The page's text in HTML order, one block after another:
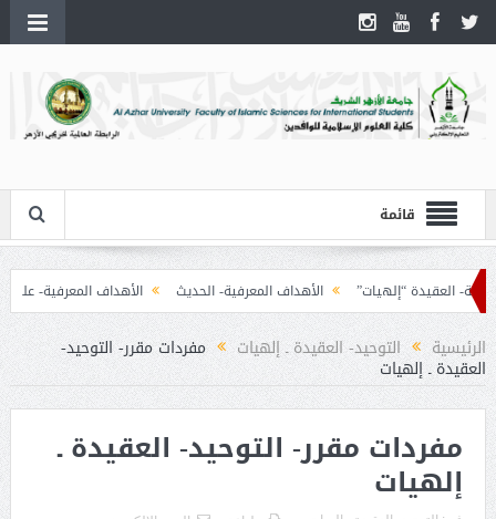
قائمة
العقيدة “إلهيات” الأهداف المعرفية- الحديث الأهداف المعرفية- علوم
الرئيسية التوحيد- العقيدة ـ إلهيات مفردات مقرر- التوحيد-
العقيدة ـ إلهيات
مفردات مقرر- التوحيد- العقيدة ـ
إلهيات